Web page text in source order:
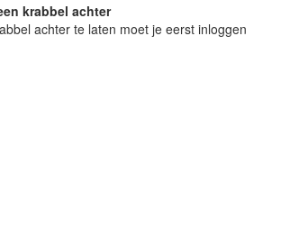
krabbel achter
achter te laten moet je eerst inloggen